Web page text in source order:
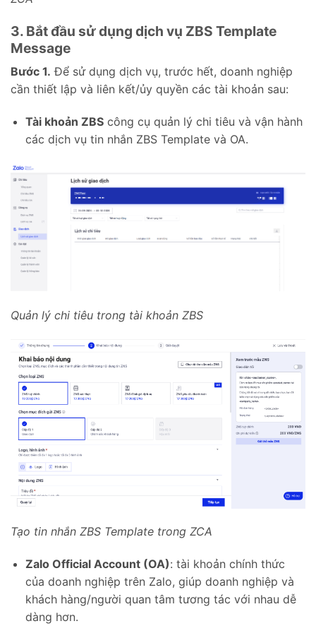
3. Bắt đầu sử dụng dịch vụ ZBS Template
Message
Bước 1. Để sử dụng dịch vụ, trước hết, doanh nghiệp
cần thiết lập và liên kết/ủy quyền các tài khoản sau:
Tài khoản ZBScông cụ quản lý chi tiêu và vận hành
các dịch vụ tin nhắn ZBS Template và OA.
Quản lý chi tiêu trong tài khoản ZBS
Tạo tin nhắn ZBS Template trong ZCA
Zalo Official Account (OA): tài khoản chính thức
của doanh nghiệp trên Zalo, giúp doanh nghiệp và
khách hàng/người quan tâm tương tác với nhau dễ
dàng hơn.